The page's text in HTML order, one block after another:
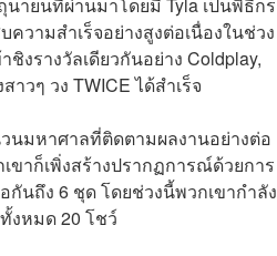
วามสำเร็จอย่างสูงต่อเนื่องในช่วง
งรางวัลเดียวกันอย่าง Coldplay,
าวๆ วง TWICE ได้สำเร็จ
วนมหาศาลที่ติดตามผลงานอย่างต่อ
ขาก็เพิ่งสร้างปรากฏการณ์ด้วยการ
นถึง 6 ชุด โดยช่วงนี้พวกเขากำลัง
งหมด 20 โชว์